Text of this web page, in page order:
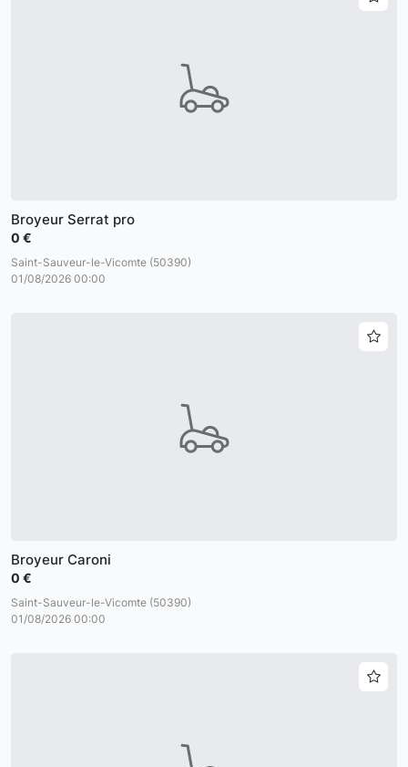
Broyeur Serrat pro
0 €
Saint-Sauveur-le-Vicomte (50390)
01/08/2026 00:00
Broyeur Caroni
0 €
Saint-Sauveur-le-Vicomte (50390)
01/08/2026 00:00